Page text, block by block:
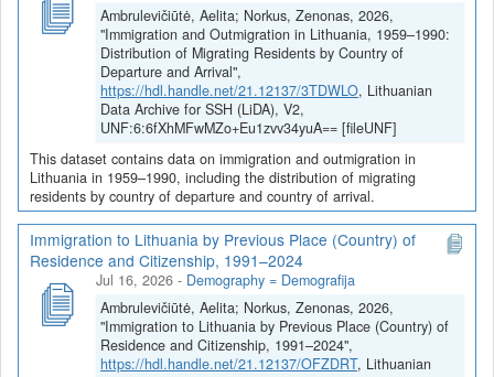
Ambrulevičiūtė, Aelita; Norkus, Zenonas, 2026,
"Immigration and Outmigration in Lithuania, 1959–1990:
Distribution of Migrating Residents by Country of
Departure and Arrival",
https://hdl.handle.net/21.12137/3TDWLO, Lithuanian
Data Archive for SSH (LiDA), V2,
UNF:6:6fXhMFwMZo+Eu1zvv34yuA== [fileUNF]
This dataset contains data on immigration and outmigration in
Lithuania in 1959–1990, including the distribution of migrating
residents by country of departure and country of arrival.
Immigration to Lithuania by Previous Place (Country) of
Residence and Citizenship, 1991–2024
Jul 16, 2026 - Demography = Demografija
Ambrulevičiūtė, Aelita; Norkus, Zenonas, 2026,
"Immigration to Lithuania by Previous Place (Country) of
Residence and Citizenship, 1991–2024",
https://hdl.handle.net/21.12137/OFZDRT, Lithuanian